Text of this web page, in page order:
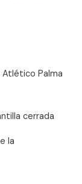
Atlético Palma
cerrada
la